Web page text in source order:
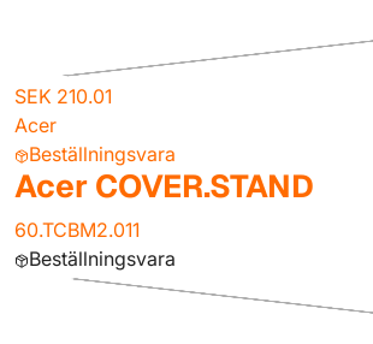
SEK 210.01
Acer
Beställningsvara
Acer COVER.STAND
60.TCBM2.011
Beställningsvara